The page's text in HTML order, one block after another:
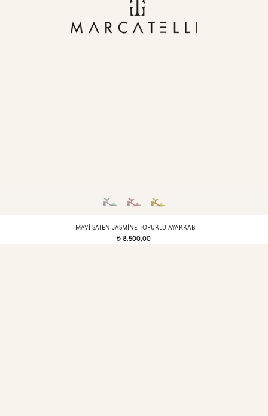
MAVI SATEN JASMINE TOPUKLU AYAKKABI
t8.500,00